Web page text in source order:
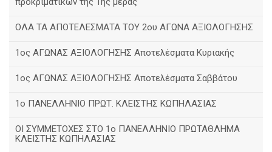
ΟΛΑ ΤΑ ΑΠΟΤΕΛΕΣΜΑΤΑ ΤΟΥ 2ου ΑΓΩΝΑ ΑΞΙΟΛΟΓΗΣΗΣ
1ος ΑΓΩΝΑΣ ΑΞΙΟΛΟΓΗΣΗΣ Αποτελέσματα Κυριακής
1ος ΑΓΩΝΑΣ ΑΞΙΟΛΟΓΗΣΗΣ Αποτελέσματα Σαββάτου
1ο ΠΑΝΕΛΛΗΝΙΟ ΠΡΩΤ. ΚΛΕΙΣΤΗΣ ΚΩΠΗΛΑΣΙΑΣ
ΟΙ ΣΥΜΜΕΤΟΧΕΣ ΣΤΟ 1ο ΠΑΝΕΛΛΗΝΙΟ ΠΡΩΤΑΘΛΗΜΑ
ΚΛΕΙΣΤΗΣ ΚΩΠΗΛΑΣΙΑΣ